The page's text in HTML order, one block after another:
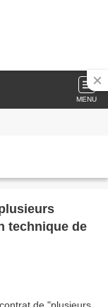
MENU
technique de